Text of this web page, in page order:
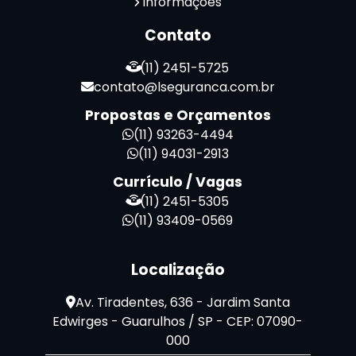
Zeladoria de CondomíniosContato
(11) 2451-5725
contato@lseguranca.com.br
Propostas e Orçamentos
(11) 93263-4494
(11) 94031-2913
Currículo / Vagas
(11) 2451-5305
(11) 93409-0569
Localização
Av. Tiradentes, 636 - Jardim Santa
Edwirges - Guarulhos / SP - CEP: 07090-
000